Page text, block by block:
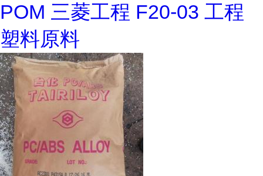
POM 三菱工程 F20-03 工程
塑料原料